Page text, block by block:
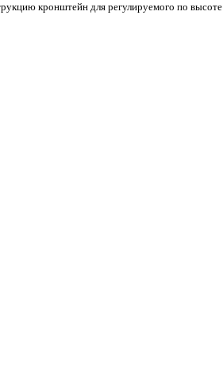
кронштейн для регулируемого по высоте